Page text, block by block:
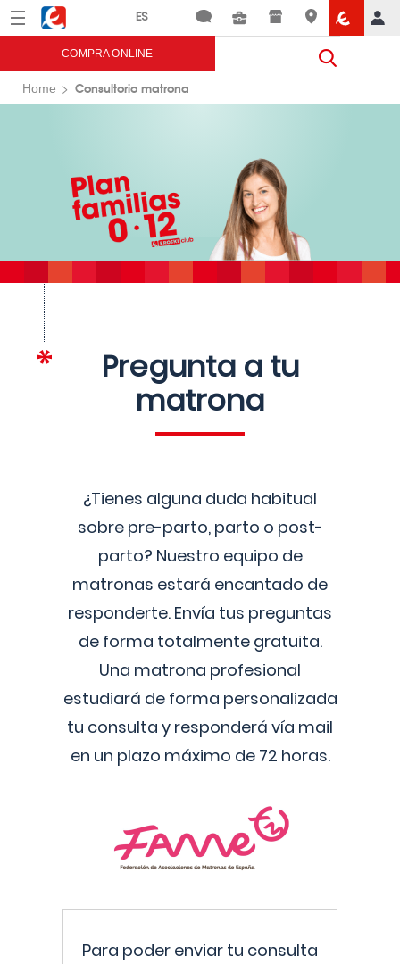
Menú Eroski
COMPRA ONLINE
Home Consultorio matrona
Pregunta a tu
matrona
¿Tienes alguna duda habitual
sobre pre-parto, parto o post-
parto? Nuestro equipo de
matronas estará encantado de
responderte. Envía tus preguntas
de forma totalmente gratuita.
Una matrona profesional
estudiará de forma personalizada
tu consulta y responderá vía mail
en un plazo máximo de 72 horas.
Para poder enviar tu consulta